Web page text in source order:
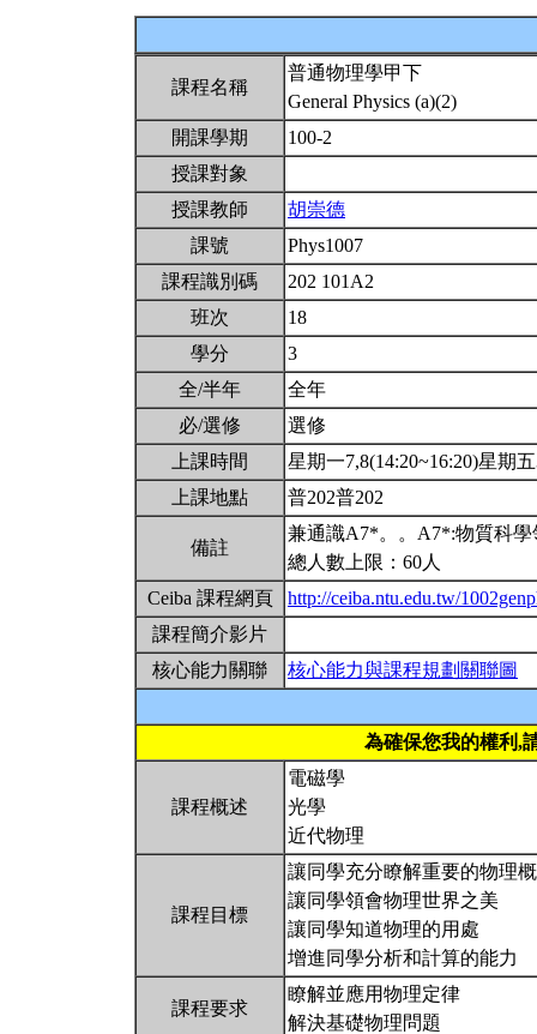
課程名稱
普通物理學甲下
General Physics (a)(2)
開課學期
100-2
授課對象
授課教師
胡崇德
課號
Phys1007
課程識別碼
202 101A2
班次
18
學分
3
全/半年
全年
必/選修
選修
上課時間
星期一7,8(14:20~16:20)星期
上課地點
普202普202
備註
兼通識A7*。。A7*:物質科
總人數上限：60人
Ceiba 課程網頁
http://ceiba.ntu.edu.tw/
課程簡介影片
核心能力關聯
核心能力與課程規劃關聯圖
為確保您我的權利,
課程概述
電磁學
光學
近代物理
課程目標
讓同學充分瞭解重要的物理
讓同學領會物理世界之美
讓同學知道物理的用處
增進同學分析和計算的能力
課程要求
瞭解並應用物理定律
解決基礎物理問題